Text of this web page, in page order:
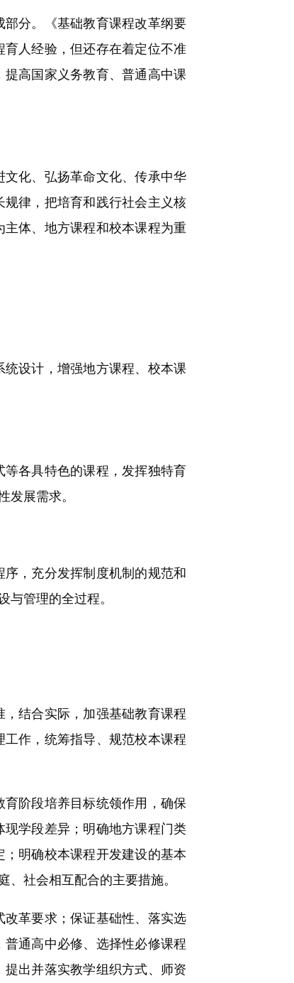
分。《基础教育课程改革纲要
育人经验，但还存在着定位不准
高国家义务教育、普通高中课
化、弘扬革命文化、传承中华
律，把培育和践行社会主义核
体、地方课程和校本课程为重
设计，增强地方课程、校本课
各具特色的课程，发挥独特育
发展需求。
，充分发挥制度机制的规范和
与管理的全过程。
结合实际，加强基础教育课程
作，统筹指导、规范校本课程
阶段培养目标统领作用，确保
学段差异；明确地方课程门类
明确校本课程开发建设的基本
社会相互配合的主要措施。
革要求；保证基础性、落实选
通高中必修、选择性必修课程
出并落实教学组织方式、师资